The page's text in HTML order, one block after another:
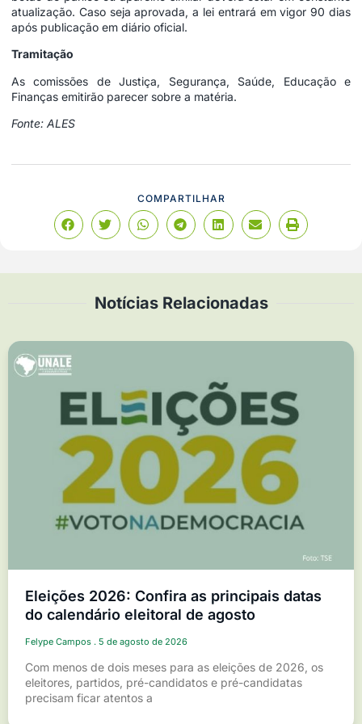
atualização. Caso seja aprovada, a lei entrará em vigor 90 dias
após publicação em diário oficial.
Tramitação
As comissões de Justiça, Segurança, Saúde, Educação e
Finanças emitirão parecer sobre a matéria.
Fonte: ALES
COMPARTILHAR
Notícias Relacionadas
Eleições 2026: Confira as principais datas
do calendário eleitoral de agosto
Felype Campos 5 de agosto de 2026
Com menos de dois meses para as eleições de 2026, os
eleitores, partidos, pré-candidatos e pré-candidatas
precisam ficar atentos a